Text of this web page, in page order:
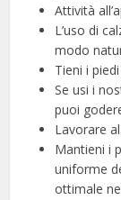
Attività
L’uso di
modo
Tieni i
Se usi i
puoi
Lavorare
Mantieni i
uniforme
ottimale